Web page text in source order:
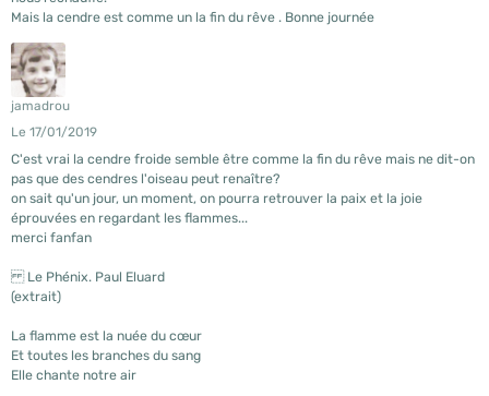
Mais la cendre est comme un la fin du rêve . Bonne journée
jamadrou
Le 17/01/2019
C'est vrai la cendre froide semble être comme la fin du rêve mais ne dit-on
pas que des cendres l'oiseau peut renaître?
on sait qu'un jour, un moment, on pourra retrouver la paix et la joie
éprouvées en regardant les flammes...
merci fanfan
Le Phénix. Paul Eluard
(extrait)
La flamme est la nuée du cœur
Et toutes les branches du sang
Elle chante notre air